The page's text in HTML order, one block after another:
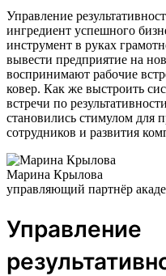
Управление
ингредиент успешного
инструмент в руках
вывести предприятие на
воспринимают рабочие
ковер. Как же выстроить
встречи по
становились стимулом для
сотрудников и развития
Марина Крылова
управляющий партнёр
Управление